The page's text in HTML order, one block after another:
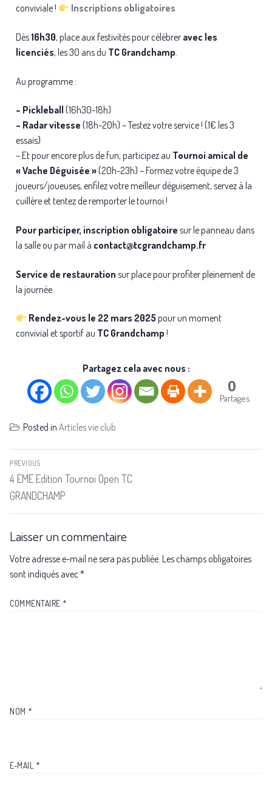
conviviale !
Inscriptions obligatoires
Dès16h30, place aux festivités pour célébrer avec les
licenciés, les 30 ans du TC Grandchamp
Au programme :
– Pickleball (16h30-18h)
– Radar vitesse (18h-20h) – Testez votre service ! (1€ les 3
essais)
– Et pour encore plus de fun, participez au Tournoi amical de
« Vache Déguisée »(20h-23h) – Formez votre équipe de 3
joueurs/joueuses, enfilez votre meilleur déguisement, servez à la
cuillère et tentez de remporter le tournoi !
Pour participer, inscription obligatoire sur le panneau dans
la salle ou par mail à contact@tcgrandchamp.fr
Service de restauration sur place pour profiter pleinement de
la journée.
Rendez-vous le 22 mars 2025 pour un moment
convivial et sportif au TC Grandchamp !
Partagez cela avec nous :
0
Partages
Posted in Articles vie club
PREVIOUS
4 EME Edition Tournoi Open TC
GRANDCHAMP
Laisser un commentaire
Votre adresse e-mail ne sera pas publiée. Les champs obligatoires
sont indiqués avec*
COMMENTAIRE *
NOM *
E-MAIL *